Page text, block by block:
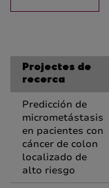
Projectes de
recerca
Predicción de
micrometástasis
en pacientes con
cáncer de colon
localizado de
alto riesgo